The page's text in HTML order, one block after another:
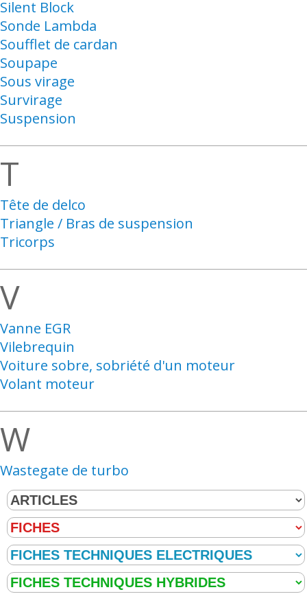
Silent Block
Sonde Lambda
Soufflet de cardan
Soupape
Sous virage
Survirage
Suspension
T
Tête de delco
Triangle / Bras de suspension
Tricorps
V
Vanne EGR
Vilebrequin
Voiture sobre, sobriété d'un moteur
Volant moteur
W
Wastegate de turbo